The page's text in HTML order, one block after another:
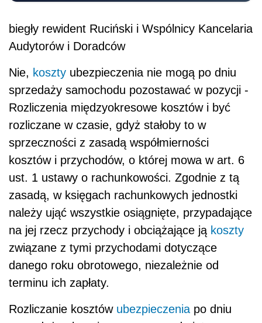
biegły rewident Ruciński i Wspólnicy Kancelaria
Audytorów i Doradców
Nie, koszty ubezpieczenia nie mogą po dniu
sprzedaży samochodu pozostawać w pozycji -
Rozliczenia międzyokresowe kosztów i być
rozliczane w czasie, gdyż stałoby to w
sprzeczności z zasadą współmierności
kosztów i przychodów, o której mowa w art. 6
ust. 1 ustawy o rachunkowości. Zgodnie z tą
zasadą, w księgach rachunkowych jednostki
należy ująć wszystkie osiągnięte, przypadające
na jej rzecz przychody i obciążające ją koszty
związane z tymi przychodami dotyczące
danego roku obrotowego, niezależnie od
terminu ich zapłaty.
Rozliczanie kosztów ubezpieczenia po dniu